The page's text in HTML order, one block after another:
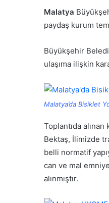
Malatya
paydaş kurum
Büyükşehir
ulaşıma ilişkin
Malatya’da Bisiklet
Toplantıda
Bektaş, İlimizde
belli normatif
can ve mal
alınmıştır.